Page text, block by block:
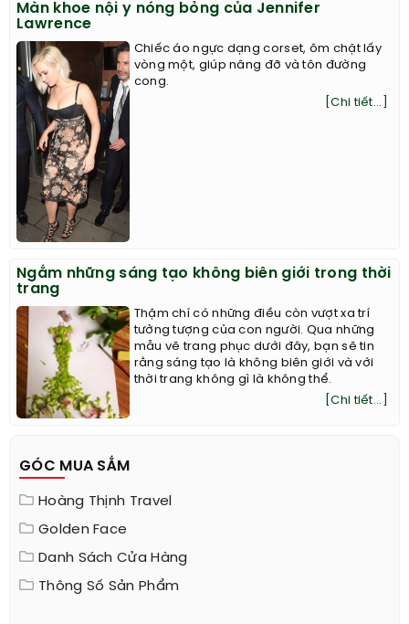
Màn khoe nội y nóng bỏng của Jennifer
Lawrence
Chiếc áo ngực dạng corset, ôm chặt lấy
vòng một, giúp nâng đỡ và tôn đường
cong.
[Chi tiết...]
Ngắm những sáng tạo không biên giới trong thời
trang
Thậm chí có những điều còn vượt xa trí
tưởng tượng của con người. Qua những
mẫu vẽ trang phục dưới đây, bạn sẽ tin
rằng sáng tạo là không biên giới và với
thời trang không gì là không thể.
[Chi tiết...]
GÓC MUA SẮM
Hoàng Thịnh Travel
Golden Face
Danh Sách Cửa Hàng
Thông Số Sản Phẩm